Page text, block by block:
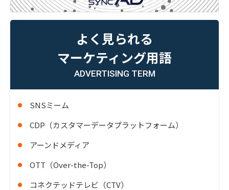
よく見られる
マーケティング用語
ADVERTISING TERM
SNSミーム
CDP（カスタマーデータプラットフォーム）
アーンドメディア
OTT（Over-the-Top）
コネクテッドテレビ（CTV）